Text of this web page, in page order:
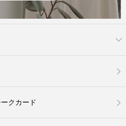
クカード